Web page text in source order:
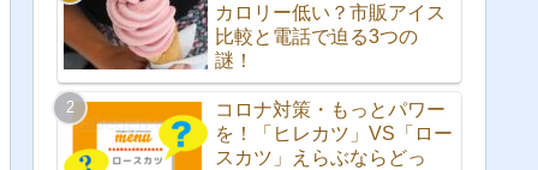
カロリー低い？市販アイス
比較と電話で迫る3つの
謎！
コロナ対策・もっとパワー
を！「ヒレカツ」VS「ロー
スカツ」えらぶならどっ